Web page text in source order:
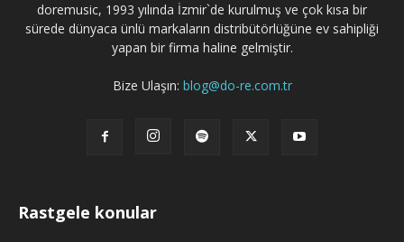
doremusic, 1993 yılında İzmir`de kurulmuş ve çok kısa bir
sürede dünyaca ünlü markaların distribütörlüğüne ev sahipliği
yapan bir firma haline gelmiştir.
Bize Ulaşın: blog@do-re.com.tr
Rastgele konular